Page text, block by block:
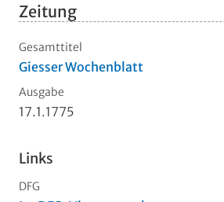
Zeitung
Gesamttitel
Giesser Wochenblatt
Ausgabe
17.1.1775
Links
DFG